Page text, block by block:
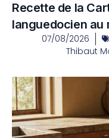
Recette de la
languedocien au
07/08/2026
Thibaut